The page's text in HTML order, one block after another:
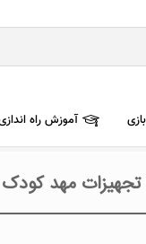
آموزش راه
مهد کودک